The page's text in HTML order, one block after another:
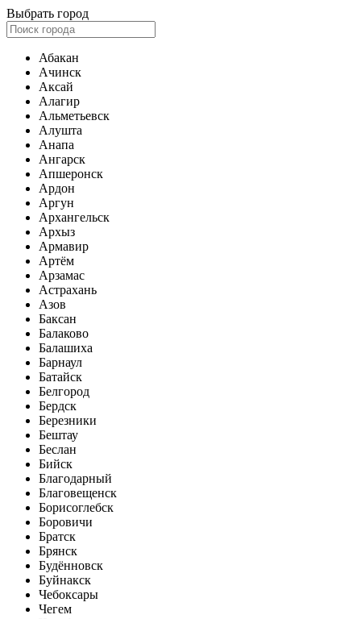
Выбрать город
Абакан
Ачинск
Аксай
Алагир
Альметьевск
Алушта
Анапа
Ангарск
Апшеронск
Ардон
Аргун
Архангельск
Архыз
Армавир
Артём
Арзамас
Астрахань
Азов
Баксан
Балаково
Балашиха
Барнаул
Батайск
Белгород
Бердск
Березники
Бештау
Беслан
Бийск
Благодарный
Благовещенск
Борисоглебск
Боровичи
Братск
Брянск
Будённовск
Буйнакск
Чебоксары
Чегем